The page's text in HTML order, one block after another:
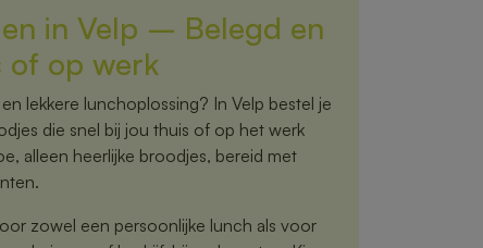
in Velp – Belegd en
of op werk
lekkere lunchoplossing? In Velp bestel je
die snel bij jou thuis of op het werk
alleen heerlijke broodjes, bereid met
zowel een persoonlijke lunch als voor